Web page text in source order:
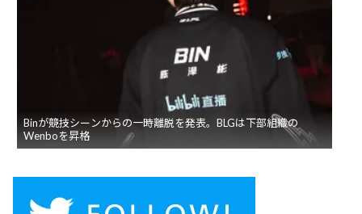
Binが競技シーンからの一時離脱を発表。BLGは下部組織の
Wenboを昇格